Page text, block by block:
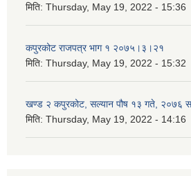
मिति: Thursday, May 19, 2022 - 15:36
कपुरकोट राजपत्र भाग १ २०७५।३।२१
मिति: Thursday, May 19, 2022 - 15:32
खण्ड २ कपुरकोट, सल्यान पौष १३ गते, २०७६
मिति: Thursday, May 19, 2022 - 14:16